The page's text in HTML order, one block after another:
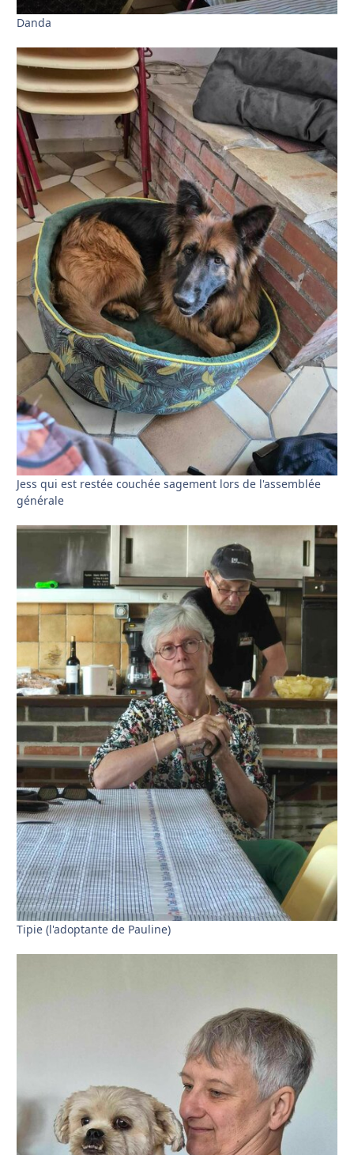
Danda
Jess qui est restée couchée sagement lors de l'assemblée
générale
Tipie (l'adoptante de Pauline)